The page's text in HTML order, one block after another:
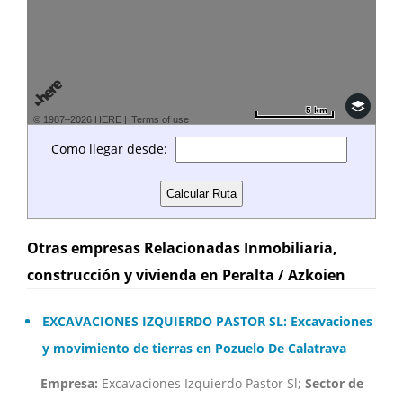
© 1987–2026 HERE | Terms of use
5 km
5 km
Como llegar desde:
Otras empresas Relacionadas Inmobiliaria,
construcción y vivienda en Peralta / Azkoien
EXCAVACIONES IZQUIERDO PASTOR SL: Excavaciones
y movimiento de tierras en Pozuelo De Calatrava
Empresa: Excavaciones Izquierdo Pastor Sl; Sector de